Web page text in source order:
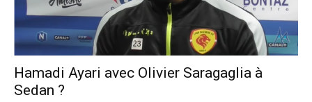
Hamadi Ayari avec Olivier Saragaglia à
Sedan ?